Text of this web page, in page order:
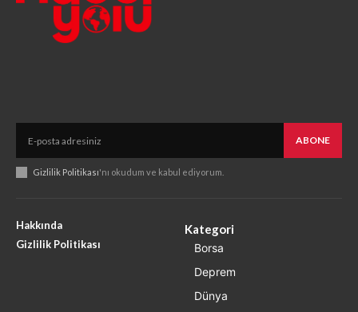
ABONE
Gizlilik Politikası'nı okudum ve kabul ediyorum.
Hakkında
Gizlilik Politikası
Kategori
Borsa
Deprem
Dünya